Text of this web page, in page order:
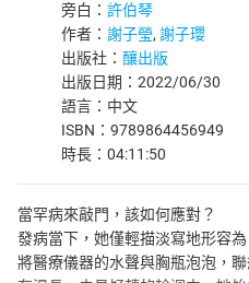
旁白： 許伯琴
作者： 謝子瑩, 謝子瓔
出版社： 釀出版
出版日期：2022/06/30
語言：中文
ISBN：9789864456949
時長：04:11:50
當罕病來敲門，該如何應對？
發病當下，她僅輕描淡寫地形容為
將醫療儀器的水聲與胸瓶泡泡，